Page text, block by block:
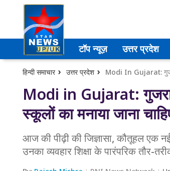
टॉप न्यूज़ उत्तर प्रदेश
हिन्दी समाचार उत्तर प्रदेश
Modi in Gujarat: गुजरात
स्कूलों का मनाया जाना
आज की पीढ़ी की जिज्ञासा, कौतूहल
उनका व्यवहार शिक्षा के पारंपरिक तौर-
उत्तर प्रदेश
अमेठी
आगरा
कानपुर
प्रयागराज
मेरठ